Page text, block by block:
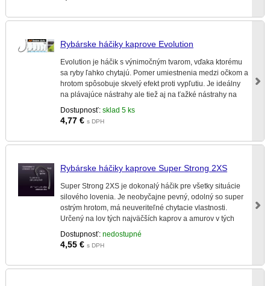
Rybárske háčiky kaprove Evolution
Evolution je háčik s výnimočným tvarom, vďaka ktorému
sa ryby ľahko chytajú. Pomer umiestnenia medzi očkom a
hrotom spôsobuje skvelý efekt proti vypľutiu. Je ideálny
na plávajúce nástrahy ale tiež aj na ťažké nástrahy na
chytanie iných bielych rýb.
Dostupnosť: sklad 5 ks
4,77 € s DPH
Rybárske háčiky kaprove Super Strong 2XS
Super Strong 2XS je dokonalý háčik pre všetky situácie
silového lovenia. Je neobyčajne pevný, odolný so super
ostrým hrotom, má neuveriteľné chytacie vlastnosti.
Určený na lov tých najväčších kaprov a amurov v tých
najťažších podmienkach.
Dostupnosť: nedostupné
4,55 € s DPH